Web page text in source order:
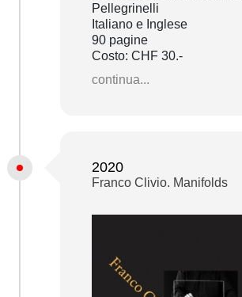
Pellegrinelli
Italiano e Inglese
90 pagine
Costo: CHF 30.-
continua...
2020
Franco Clivio. Manifolds